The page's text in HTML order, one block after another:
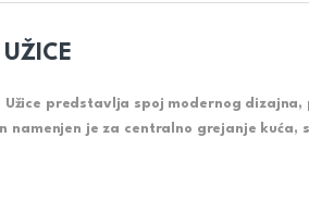
Užice predstavlja spoj modernog
namenjen je za centralno grejanje kuća,